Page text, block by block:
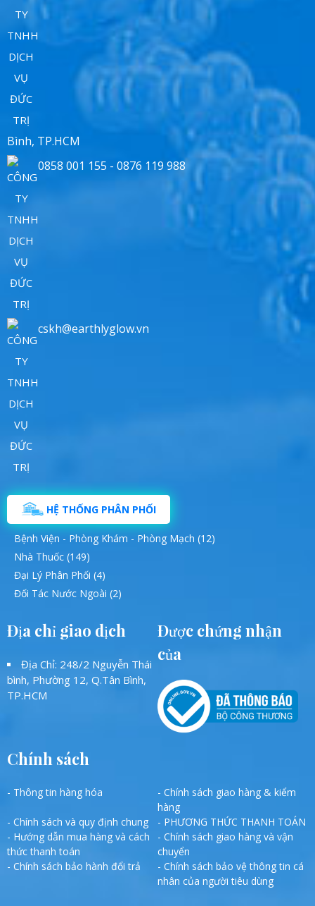
Bình, TP.HCM
0858 001 155 - 0876 119 988
cskh@earthlyglow.vn
HỆ THỐNG PHÂN PHỐI
Bệnh Viện - Phòng Khám - Phòng Mạch (12)
Nhà Thuốc (149)
Đại Lý Phân Phối (4)
Đối Tác Nước Ngoài (2)
Địa chỉ giao dịch
Địa Chỉ: 248/2 Nguyễn Thái
bình, Phường 12, Q.Tân Bình,
TP.HCM
Được chứng nhận
của
Chính sách
- Thông tin hàng hóa
- Chính sách giao hàng & kiểm
hàng
- Chính sách và quy định chung
- PHƯƠNG THỨC THANH TOÁN
- Hướng dẫn mua hàng và cách
thức thanh toán
- Chính sách giao hàng và vận
chuyển
- Chính sách bảo hành đổi trả
- Chính sách bảo vệ thông tin cá
nhân của người tiêu dùng